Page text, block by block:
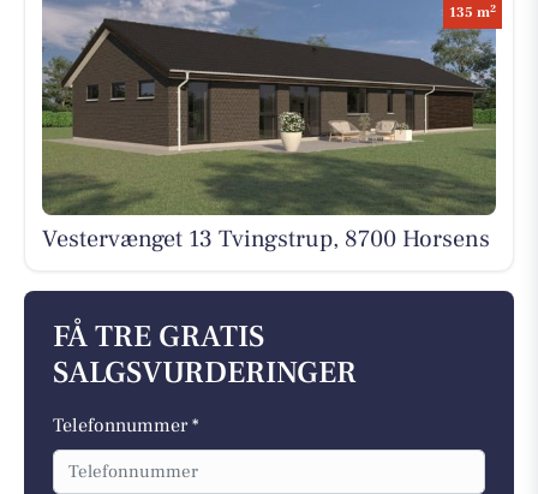
135 m2
Vestervænget 13 Tvingstrup, 8700 Horsens
FÅ TRE GRATIS
SALGSVURDERINGER
Telefonnummer *